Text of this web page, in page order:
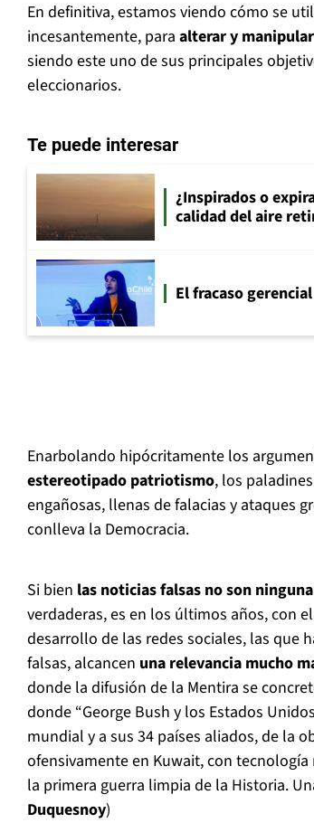
En definitiva, estamos viendo cómo se
incesantemente, para alterar y
siendo este uno de sus principales
eleccionarios.
Te puede interesar
¿Inspirados o
calidad del aire
El fracaso
Enarbolando hipócritamente los
estereotipado patriotismo, los
engañosas, llenas de falacias y ataques
conlleva la Democracia.
Si bien las noticias falsas no son
verdaderas, es en los últimos años, con
desarrollo de las redes sociales, las que
falsas, alcancen una relevancia mucho
donde la difusión de la Mentira se
donde “George Bush y los Estados
mundial y a sus 34 países aliados, de la
ofensivamente en Kuwait, con
la primera guerra limpia de la Historia.
Duquesnoy)